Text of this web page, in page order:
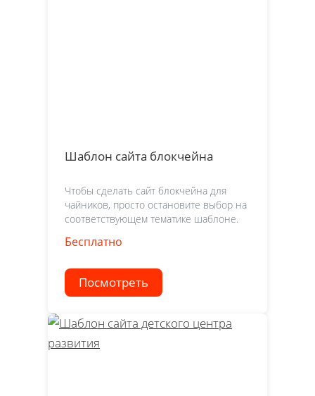
Шаблон сайта блокчейна
Чтобы сделать сайт блокчейна для
чайников, просто остановите выбор на
соответствующем тематике шаблоне.
Бесплатно
Посмотреть